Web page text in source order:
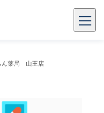
ん薬局 山王店